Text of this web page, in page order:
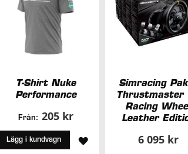
T-Shirt Nuke
Performance
Från: 205 kr
Lägg i kundvagn
LÄGG
Simracing
Thrustmaster
Racing
Leather
6 095 kr